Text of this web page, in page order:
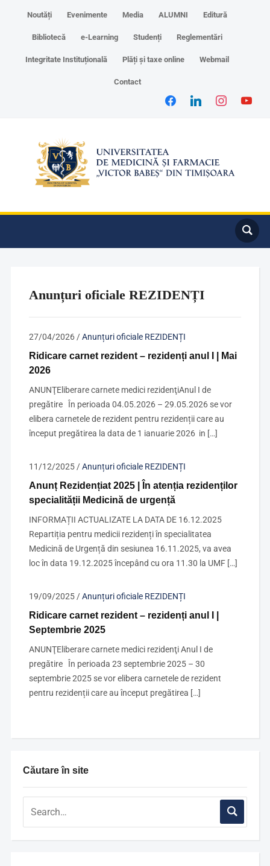
Noutăți Evenimente Media ALUMNI Editură
Bibliotecă e-Learning Studenți Reglementări
Integritate Instituțională Plăți și taxe online Webmail
Contact
Căutare în site
Anunțuri oficiale REZIDENȚI
27/04/2026/Anunțuri oficiale REZIDENȚI
Ridicare carnet rezident – rezidenți anul I | Mai
2026
ANUNŢEliberare carnete medici rezidenţiAnul I de
pregătire În perioada 04.05.2026 – 29.05.2026 se vor
elibera carnetele de rezident pentru rezidenții care au
început pregătirea la data de 1 ianuarie 2026 in […]
11/12/2025/Anunțuri oficiale REZIDENȚI
Anunț Rezidențiat 2025 | În atenția rezidenților
specialității Medicină de urgență
INFORMAȚII ACTUALIZATE LA DATA DE 16.12.2025
Repartiția pentru medicii rezidenți în specialitatea
Medicină de Urgență din sesiunea 16.11.2025, va avea
loc în data 19.12.2025 începând cu ora 11.30 la UMF […]
19/09/2025/Anunțuri oficiale REZIDENȚI
Ridicare carnet rezident – rezidenți anul I |
Septembrie 2025
ANUNŢEliberare carnete medici rezidenţi Anul I de
pregătire În perioada 23 septembrie 2025 – 30
septembrie 2025 se vor elibera carnetele de rezident
pentru rezidenții care au început pregătirea […]